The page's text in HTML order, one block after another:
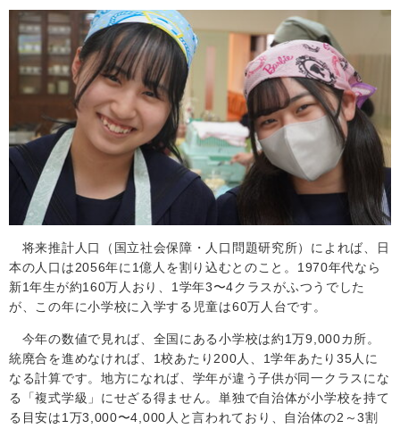
将来推計人口（国立社会保障・人口問題研究所）によれば、日
本の人口は2056年に 1億人を割り込むとのこと。 1970年代なら
新1年生が約160万人おり、 1 学年3〜4クラスがふつうでした
が、この年に小学校に入学する児童は60万人台です。
今年の数値で見れば、全国にある小学校は約1万9,000カ所。
統廃合を進めなければ、 1校あたり 200人、1学年あたり 35人に
なる計算です。地方になれば、学年が違う子供が同一クラスにな
る「複式学級」にせざる得ません。単独で自治体が小学校を持て
る目安は1万3,000〜4,000人と言われており、自治体の2 ～3割